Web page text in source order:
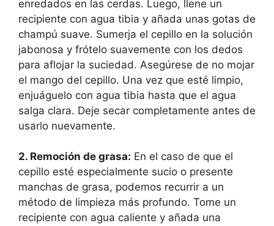
enredados en las cerdas. Luego, llene un
recipiente con agua tibia y añada unas gotas de
champú suave. Sumerja el cepillo en la solución
jabonosa y frótelo suavemente con los dedos
para aflojar la suciedad. Asegúrese de no mojar
el mango del cepillo. Una vez que esté limpio,
enjuáguelo con agua tibia hasta que el agua
salga clara. Deje secar completamente antes de
usarlo nuevamente.
2. Remoción de grasa: En el caso de que el
cepillo esté especialmente sucio o presente
manchas de grasa, podemos recurrir a un
método de limpieza más profundo. Tome un
recipiente con agua caliente y añada una